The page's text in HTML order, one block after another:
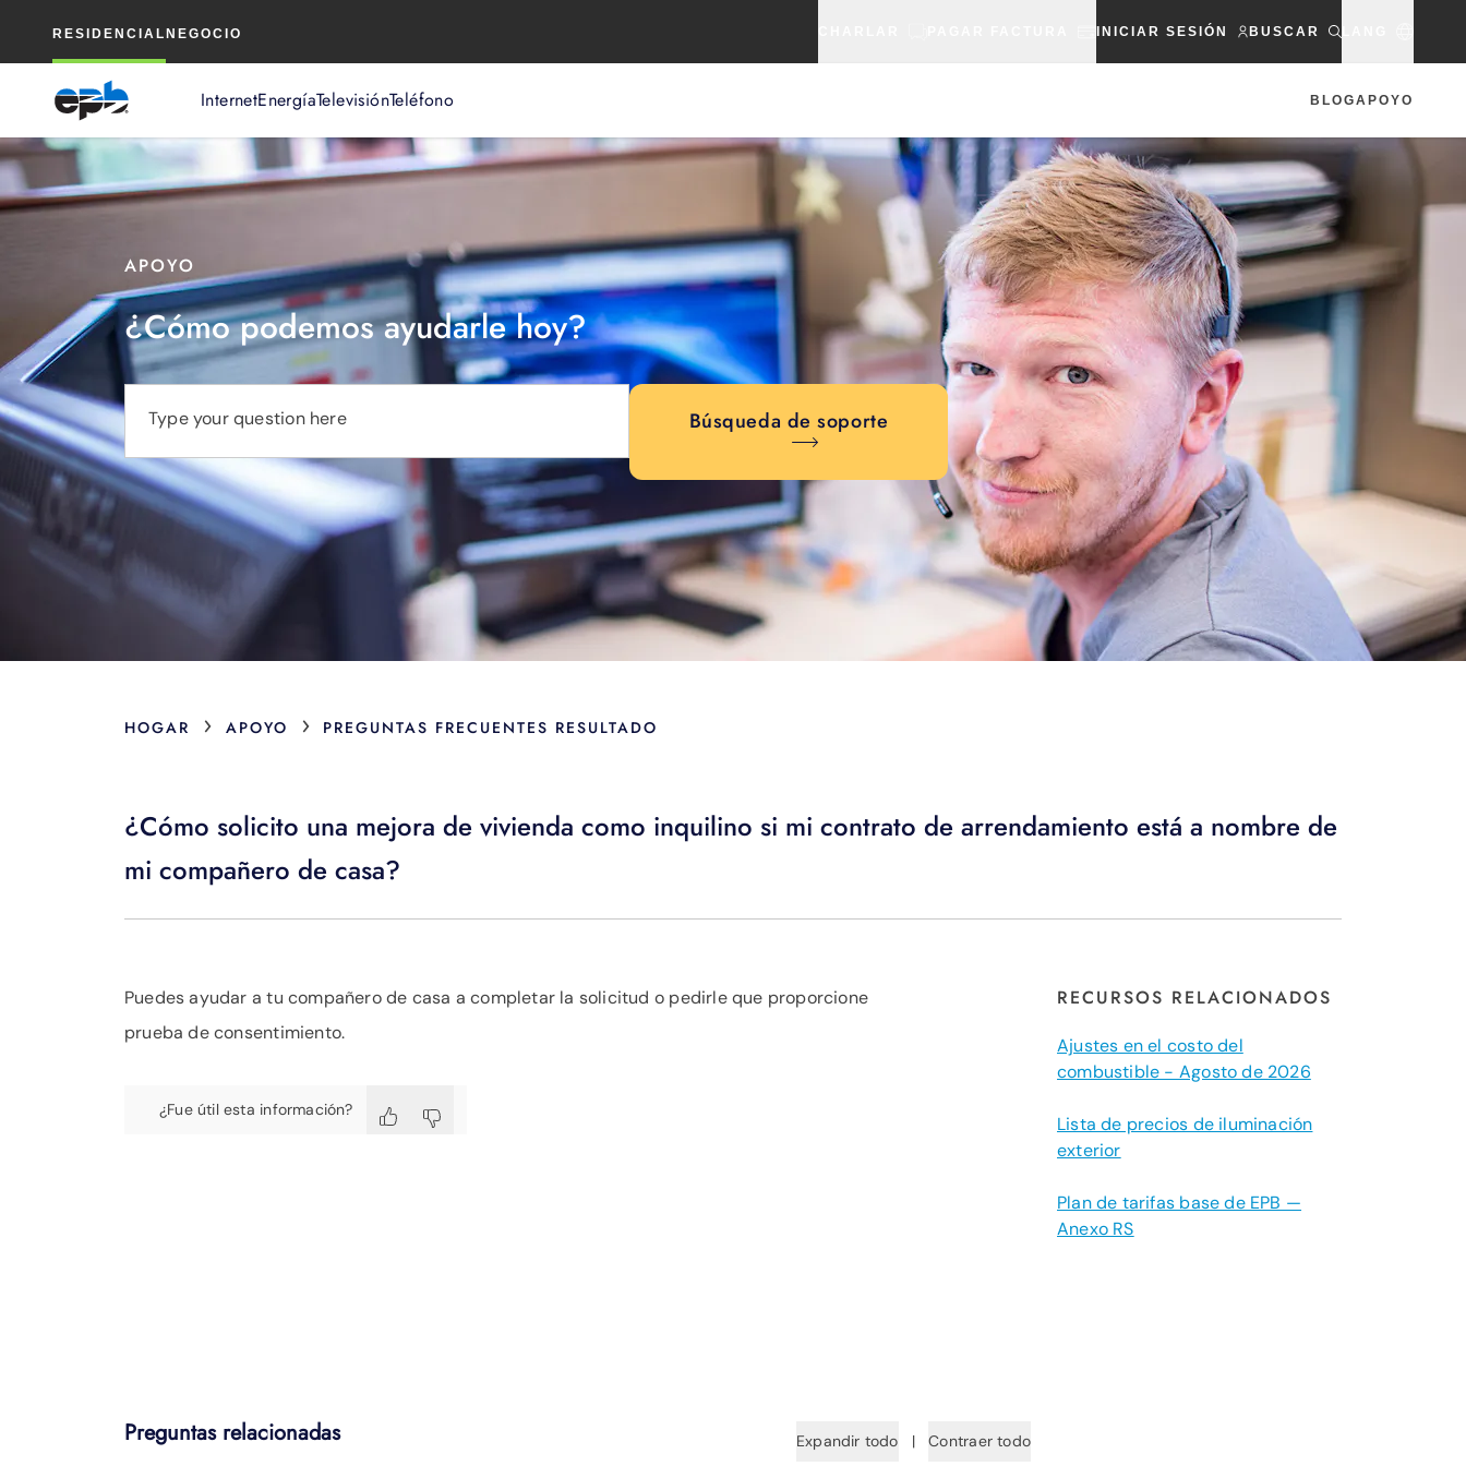
RESIDENCIAL NEGOCIO INICIAR SESIÓN BUSCAR
InternetEnergíaTelevisiónTeléfono BLOGAPOYO
principal
APOYO
¿Cómo podemos ayudarle hoy?
Type your question here Búsqueda de soporte
HOGAR › APOYO › PREGUNTAS FRECUENTES RESULTADO
¿Cómo solicito una mejora de vivienda como inquilino si mi contrato de arrendamiento está a nombre de
mi compañero de casa?
Puedes ayudar a tu compañero de casa a completar la solicitud o pedirle que proporcione
prueba de consentimiento.
¿Fue útil esta información?
RECURSOS RELACIONADOS
Ajustes en el costo del
combustible - Agosto de 2026
Lista de precios de iluminación
exterior
Plan de tarifas base de EPB —
Anexo RS
Preguntas relacionadas Expandir todo | Contraer todo